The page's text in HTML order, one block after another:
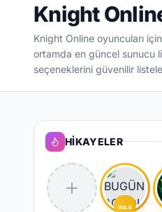
Knight
Knight Online oyuncuları
ortamda en güncel sunucu
seçeneklerini güvenilir
HIKAYELER
GOLD